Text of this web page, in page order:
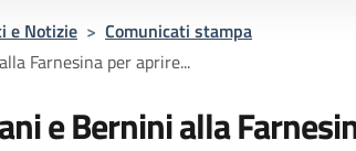
e Notizie > Comunicati stampa
Farnesina per aprire...
e Bernini alla